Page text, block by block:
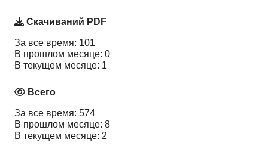
Скачиваний PDF
За все время: 101
В прошлом месяце: 0
В текущем месяце: 1
Всего
За все время: 574
В прошлом месяце: 8
В текущем месяце: 2